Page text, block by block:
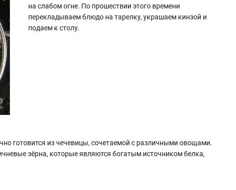
на слабом огне. По прошествии этого времени
перекладываем блюдо на тарелку, украшаем кинзой и
подаем к столу.
готовится из чечевицы, сочетаемой с различными овощами.
зёрна, которые являются богатым источником белка,